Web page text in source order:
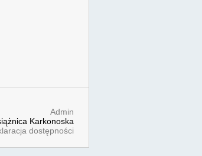
Admin
Karkonoska
dostępności